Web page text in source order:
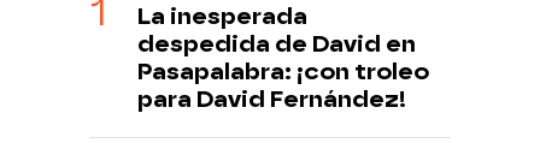
La inesperada
despedida de David en
Pasapalabra: ¡con troleo
para David Fernández!